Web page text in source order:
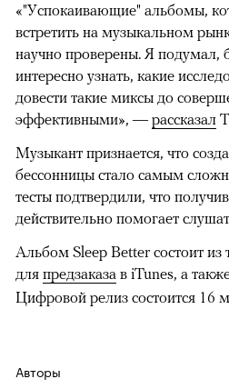
«"Успокаивающие" альбомы,
встретить на музыкальном
научно проверены. Я подумал,
интересно узнать, какие
довести такие миксы до
эффективными», — рассказал
Музыкант признается, что
бессонницы стало самым
тесты подтвердили, что
действительно помогает
Альбом Sleep Better состоит из
для предзаказа в iTunes, а
Цифровой релиз состоится 16
Авторы